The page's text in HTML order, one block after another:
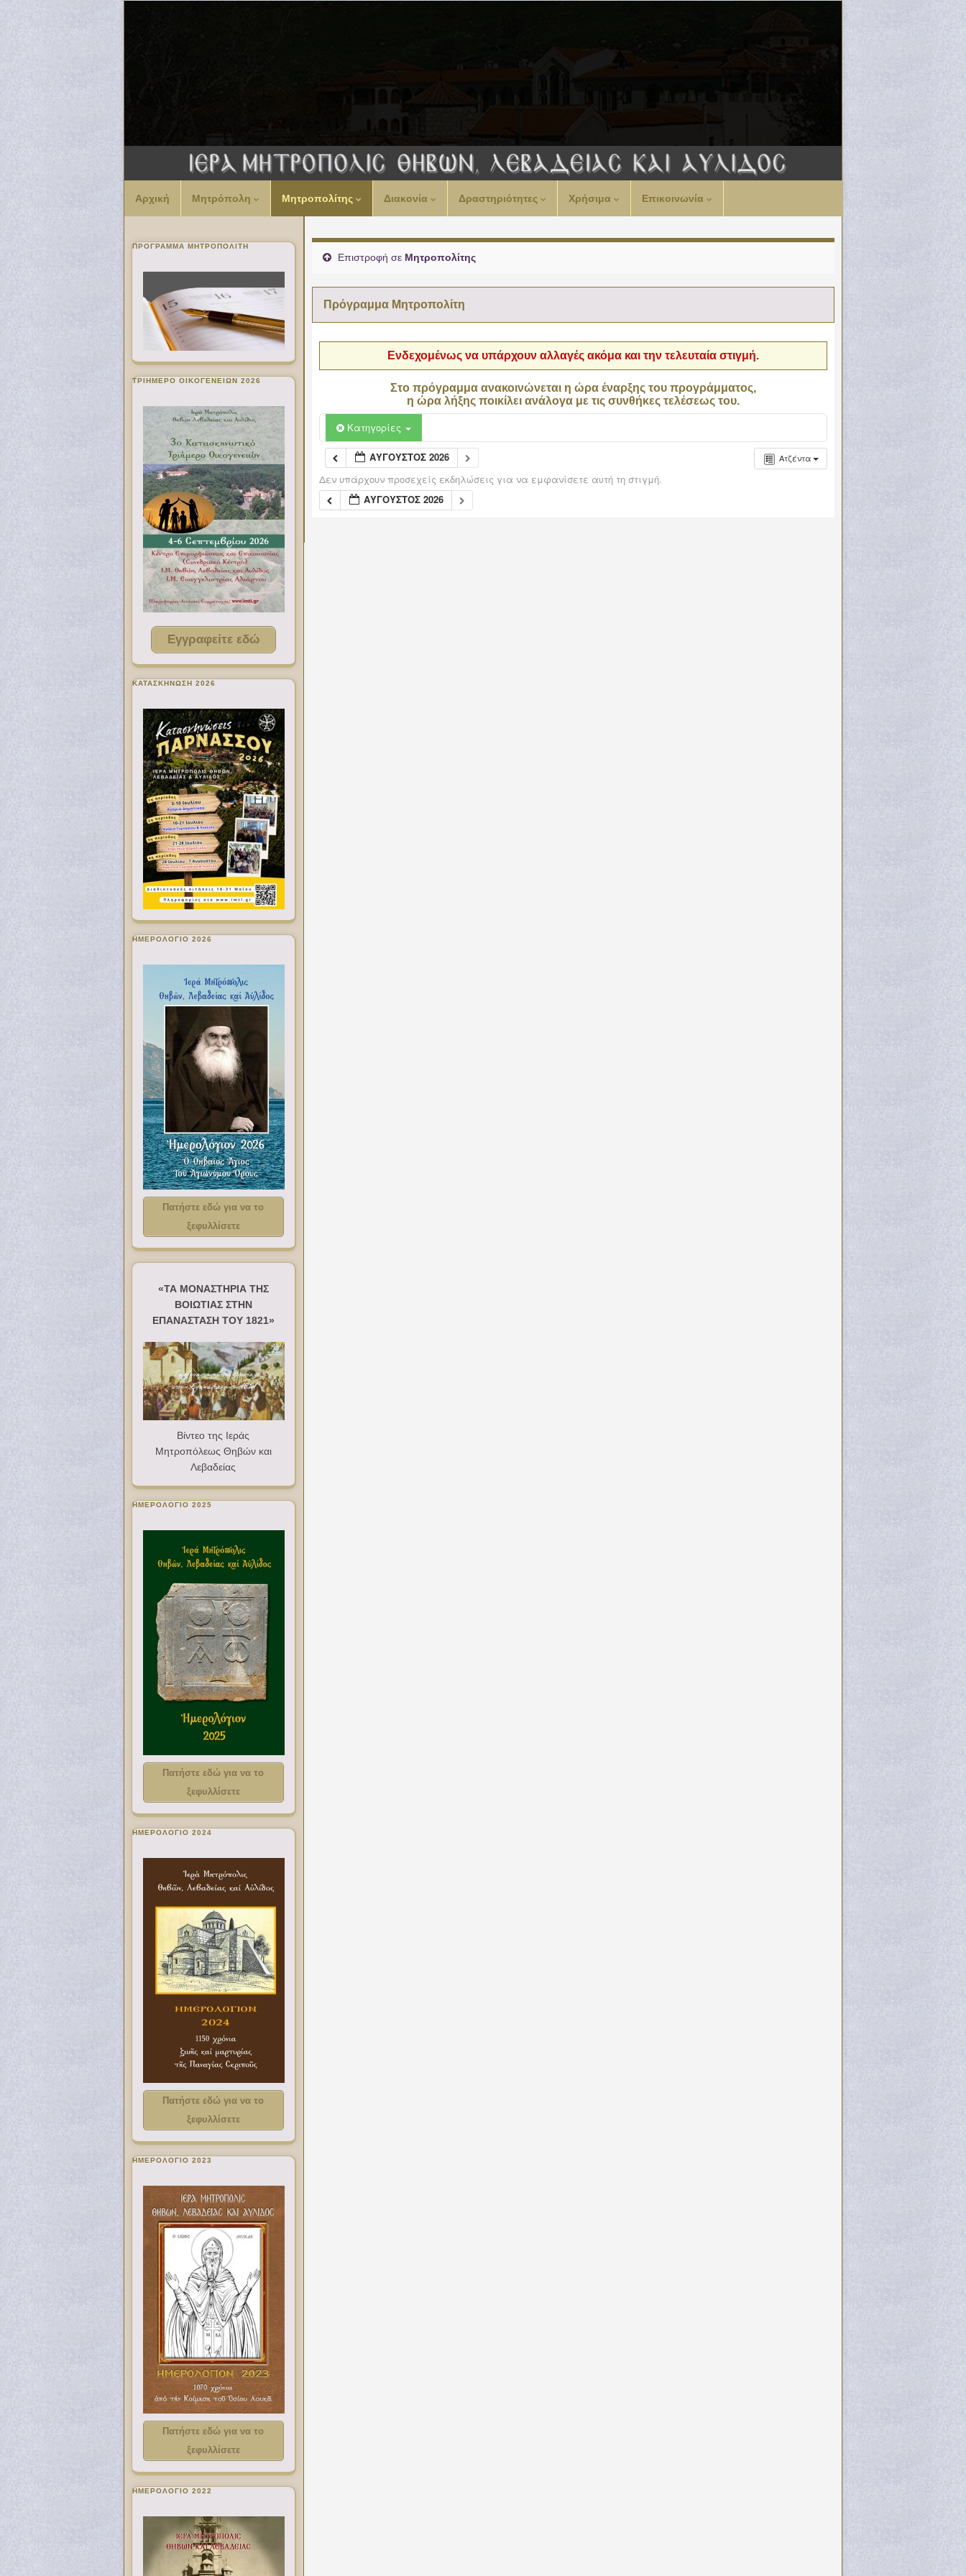
Αρχική Μητρόπολη Μητροπολίτης Διακονία Δραστηριότητες Χρήσιμα Επικοινωνία
Επιστροφή σε Μητροπολίτης
Πρόγραμμα Μητροπολίτη
Ενδεχομένως να υπάρχουν αλλαγές ακόμα και την τελευταία στιγμή.
Στο πρόγραμμα ανακοινώνεται η ώρα έναρξης του προγράμματος,
η ώρα λήξης ποικίλει ανάλογα με τις συνθήκες τελέσεως του.
Κατηγορίες
Ατζέντα
ΑΎΓΟΥΣΤΟΣ 2026
Δεν υπάρχουν προσεχείς εκδηλώσεις για να εμφανίσετε αυτή τη στιγμή.
ΑΎΓΟΥΣΤΟΣ 2026
ΠΡΌΓΡΑΜΜΑ ΜΗΤΡΟΠΟΛΊΤΗ
ΤΡΙΗΜΕΡΟ ΟΙΚΟΓΕΝΕΙΩΝ 2026
Εγγραφείτε εδώ
ΚΑΤΑΣΚΗΝΩΣΗ 2026
ΗΜΕΡΟΛΟΓΙΟ 2026
Πατήστε εδώ για να το
ξεφυλλίσετε
«ΤΑ ΜΟΝΑΣΤΗΡΙΑ ΤΗΣ
ΒΟΙΩΤΙΑΣ ΣΤΗΝ
ΕΠΑΝΑΣΤΑΣΗ ΤΟΥ 1821»
Βίντεο της Ιεράς
Μητροπόλεως Θηβών και
Λεβαδείας
ΗΜΕΡΟΛΟΓΙΟ 2025
Πατήστε εδώ για να το
ξεφυλλίσετε
ΗΜΕΡΟΛΟΓΙΟ 2024
Πατήστε εδώ για να το
ξεφυλλίσετε
ΗΜΕΡΟΛΟΓΙΟ 2023
Πατήστε εδώ για να το
ξεφυλλίσετε
ΗΜΕΡΟΛΟΓΙΟ 2022